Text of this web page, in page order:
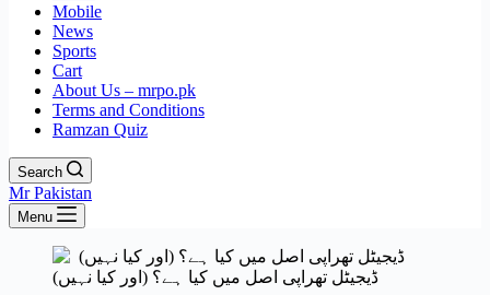
Mobile
News
Sports
Cart
About Us – mrpo.pk
Terms and Conditions
Ramzan Quiz
Search
Mr Pakistan
Menu
ڈیجیٹل تھراپی اصل میں کیا ہے؟ (اور کیا نہیں)